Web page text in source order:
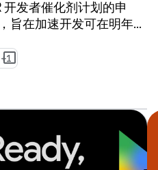
发者催化剂计划的申
旨在加速开发可在明年内
+1